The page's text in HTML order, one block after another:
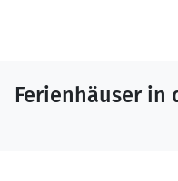
Ferienhäuser in